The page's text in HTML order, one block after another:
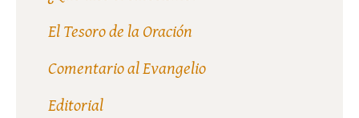
El Tesoro de la Oración
Comentario al Evangelio
Editorial